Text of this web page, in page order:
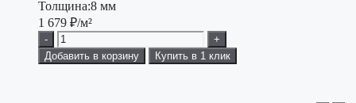
Толщина:8 мм
1 679 ₽/м²
-
+
Добавить в корзину
Купить в 1 клик